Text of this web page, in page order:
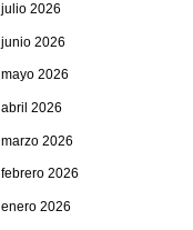
julio 2026
junio 2026
mayo 2026
abril 2026
marzo 2026
febrero 2026
enero 2026